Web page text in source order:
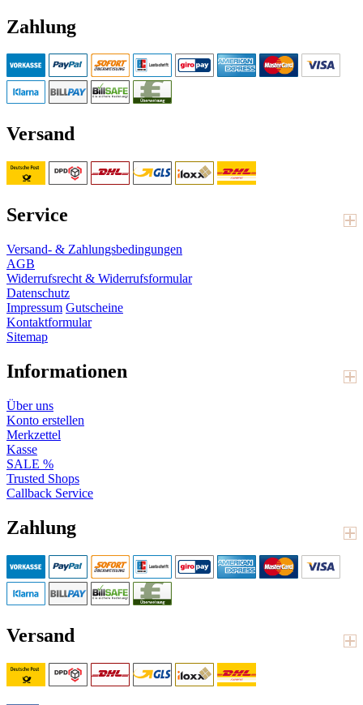
Zahlung
Versand
Service
Versand- & Zahlungsbedingungen
AGB
Widerrufsrecht & Widerrufsformular
Datenschutz
Impressum Gutscheine
Kontaktformular
Sitemap
Informationen
Über uns
Konto erstellen
Merkzettel
Kasse
SALE %
Trusted Shops
Callback Service
Zahlung
Versand